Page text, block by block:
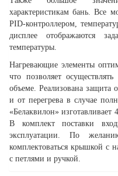
характеристикам бань. Все
PID-контроллером,
дисплее отображаются
температуры.
Нагревающие элементы
что позволяет
объеме. Реализована защита
и от перегрева в случае
«Белаквилон»
В комплект поставки
эксплуатации. По
комплектоваться крышкой с
с петлями и ручкой.